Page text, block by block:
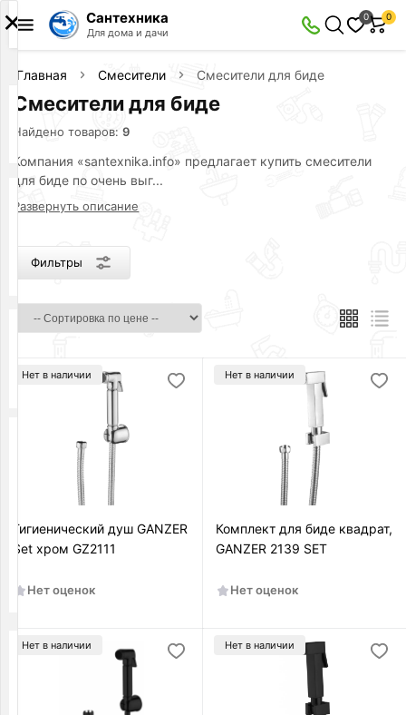
Сантехника
Для дома и дачи
0 0
Главная Смесители Смесители для биде
Смесители для биде
Найдено товаров:9
Компания «santexnika.info» предлагает купить смесители
для биде по очень выг...
Развернуть описание
Фильтры
Фильтры
×
В
наличии
Со
скидкой
Цена
—
Производитель
Ganzer
Vieir
Бронза
Чёрный
Производитель
Нет в наличии
Гигиенический душ GANZER
Set хром GZ2111
Нет оценок
Нет в наличии
Комплект для биде квадрат,
GANZER 2139 SET
Нет оценок
Нет в наличии Нет в наличии